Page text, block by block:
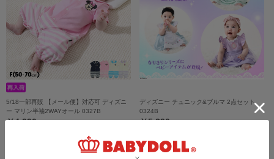
5/18一部再販 【メール便】対応可 ディズニ
ー マリン半袖2WAYオール 0327B
￥4,290
ディズニー チュニック&ブルマ 2点セット
0324B
￥5,390